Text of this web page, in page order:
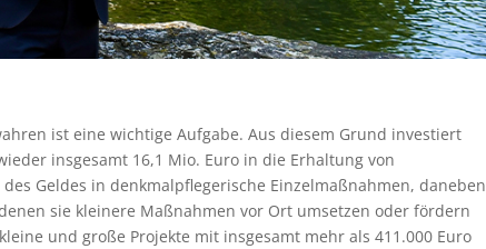
ist eine wichtige Aufgabe. Aus diesem Grund investiert
insgesamt 16,1 Mio. Euro in die Erhaltung von
Geldes in denkmalpflegerische Einzelmaßnahmen, daneben
sie kleinere Maßnahmen vor Ort umsetzen oder fördern
und große Projekte mit insgesamt mehr als 411.000 Euro